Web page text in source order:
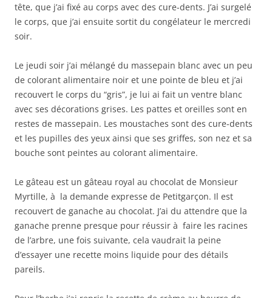
tête, que j’ai fixé au corps avec des cure-dents. J’ai surgelé
le corps, que j’ai ensuite sortit du congélateur le mercredi
soir.
Le jeudi soir j’ai mélangé du massepain blanc avec un peu
de colorant alimentaire noir et une pointe de bleu et j’ai
recouvert le corps du “gris”, je lui ai fait un ventre blanc
avec ses décorations grises. Les pattes et oreilles sont en
restes de massepain. Les moustaches sont des cure-dents
et les pupilles des yeux ainsi que ses griffes, son nez et sa
bouche sont peintes au colorant alimentaire.
Le gâteau est un gâteau royal au chocolat de Monsieur
Myrtille, à la demande expresse de Petitgarçon. Il est
recouvert de ganache au chocolat. J’ai du attendre que la
ganache prenne presque pour réussir à faire les racines
de l’arbre, une fois suivante, cela vaudrait la peine
d’essayer une recette moins liquide pour des détails
pareils.